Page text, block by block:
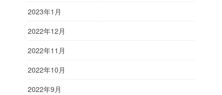
2023年1月
2022年12月
2022年11月
2022年10月
2022年9月